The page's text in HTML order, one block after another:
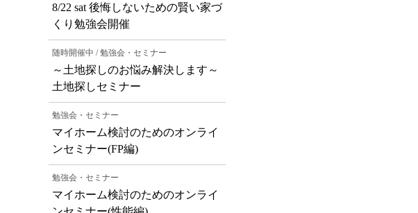
8/22 sat 後悔しないための賢い家づ
くり勉強会開催
随時開催中 / 勉強会・セミナー
～土地探しのお悩み解決します～
土地探しセミナー
勉強会・セミナー
マイホーム検討のためのオンライ
ンセミナー(FP編)
勉強会・セミナー
マイホーム検討のためのオンライ